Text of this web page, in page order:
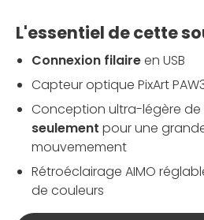
L'essentiel de cette
Connexion filaireen USB
Capteur optique PixArt
Conception ultra-légère de
seulement pour une
mouvemement
Rétroéclairage AIMO
de couleurs